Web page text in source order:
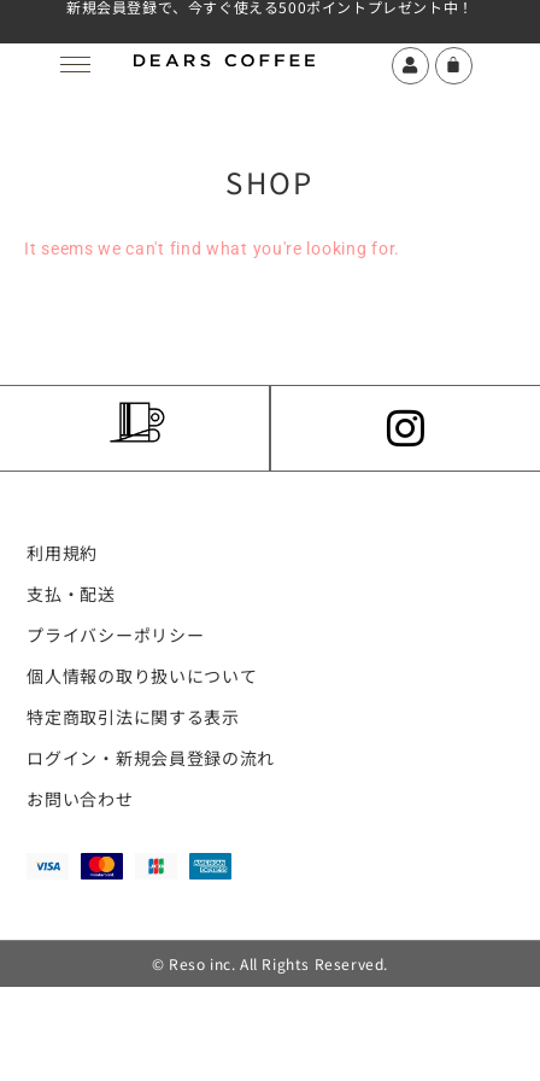
新規会員登録で、今すぐ使える500ポイントプレゼント中！
SHOP
It seems we can't find what you're looking for.
利用規約
支払・配送
プライバシーポリシー
個人情報の取り扱いについて
特定商取引法に関する表示
ログイン・新規会員登録の流れ
お問い合わせ
© Reso inc. All Rights Reserved.